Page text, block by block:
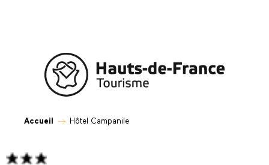
Accueil Hôtel Campanile